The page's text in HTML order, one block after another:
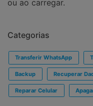
ou ao carregar.
Categorias
Transferir WhatsApp
Backup Recuperar
Reparar Celular